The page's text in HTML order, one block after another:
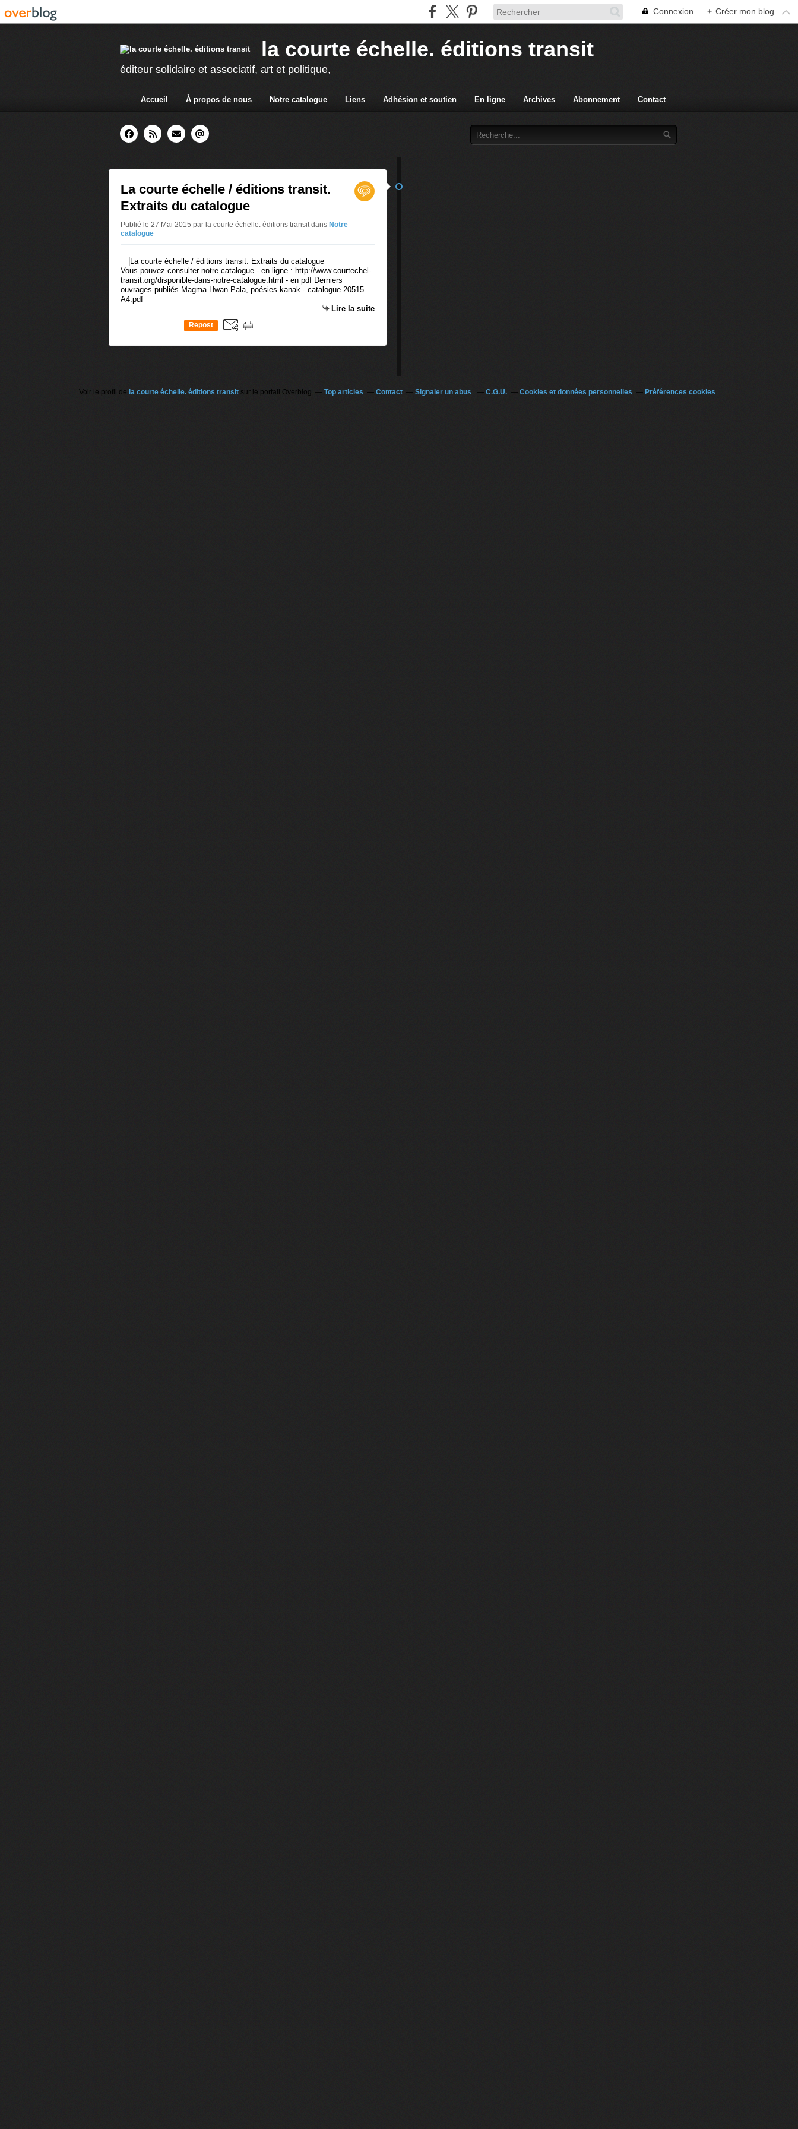
Connexion + Créer mon blog
la courte échelle. éditions transit
éditeur solidaire et associatif, art et politique,
Accueil À propos de nous Notre catalogue Liens Adhésion et soutien En ligne Archives Abonnement Contact
La courte échelle / éditions transit.
Extraits du catalogue
Publié le 27 Mai 2015 par la courte échelle. éditions transitdans Notre
catalogue
Vous pouvez consulter notre catalogue - en ligne : http://www.courtechel-
transit.org/disponible-dans-notre-catalogue.html - en pdf Derniers
ouvrages publiés Magma Hwan Pala, poésies kanak - catalogue 20515
A4.pdf
Lire la suite
Repost
Voir le profil de la courte échelle. éditions transit sur le portail Overblog Top articles Contact Signaler un abus C.G.U. Cookies et données personnelles Préférences cookies